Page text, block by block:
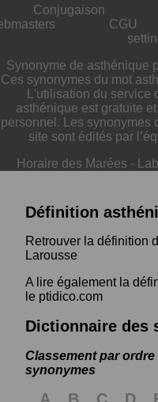
Conjugaison
CGU
Synonyme de asthénique
Ces synonymes du mot
L'utilisation du
asthénique est gratuite
personnel. Les synonymes
site sont édités par
Horaire des Marées -
Définition
Retrouver la définition
Larousse
A lire également la
le ptidico.com
Dictionnaire des
Classement par
synonymes